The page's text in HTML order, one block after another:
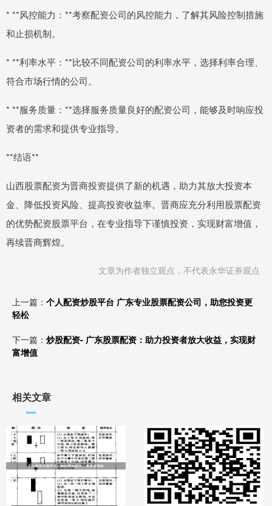
* **风控能力：**考察配资公司的风控能力，了解其风险控制措施
和止损机制。
* **利率水平：**比较不同配资公司的利率水平，选择利率合理、
符合市场行情的公司。
* **服务质量：**选择服务质量良好的配资公司，能够及时响应投
资者的需求和提供专业指导。
**结语**
山西股票配资为晋商投资提供了新的机遇，助力其放大投资本
金、降低投资风险、提高投资收益率。晋商应充分利用股票配资
的优势配资股票平台，在专业指导下谨慎投资，实现财富增值，
再续晋商辉煌。
文章为作者独立观点，不代表永华证券观点
上一篇： 个人配资炒股平台 广东专业股票配资公司，助您投资更
轻松
下一篇： 炒股配资- 广东股票配资：助力投资者放大收益，实现财
富增值
相关文章